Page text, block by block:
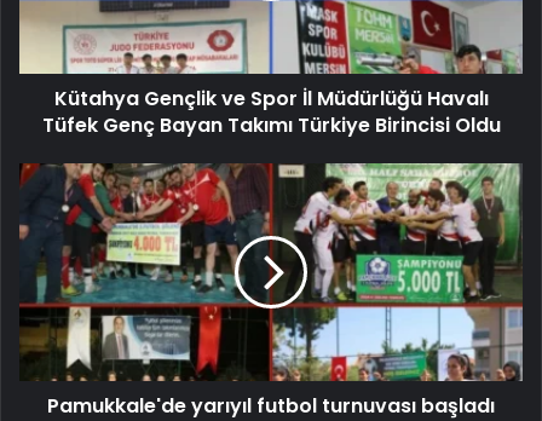
Kütahya Gençlik ve Spor İl Müdürlüğü Havalı
Tüfek Genç Bayan Takımı Türkiye Birincisi Oldu
Pamukkale'de yarıyıl futbol turnuvası başladı